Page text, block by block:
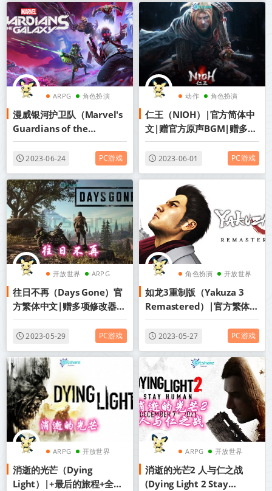
ARPG 角色扮演
科幻
漫威银河护卫队（Marvel's
Guardians of the
Galaxy）|官方简体中文|赠
多项修改器|百度网盘/天翼
2023-06-24 PC游戏
动作 角色扮演
ARPG
仁王（NIOH）|官方简体中
文|赠官方原声BGM|赠多项
修改器|赠游戏攻略|百度网
盘/天翼云
2023-06-01 PC游戏
开放世界 ARPG
3A大作
往日不再（Days Gone）官
方繁体中文|赠多项修改器|
通关存档|原画设定集|音乐
原声|百度网盘/天翼云
2023-05-29 PC游戏
角色扮演 开放世界
ARPG
如龙3重制版（Yakuza 3
Remastered）|官方繁体中
文|百度网盘/天翼云
2023-05-27 PC游戏
ARPG 开放世界
生存
消逝的光芒（Dying
Light）|+最后的旅程+全
ARPG 开放世界
生存
消逝的光芒2 人与仁之战
(Dying Light 2 Stay